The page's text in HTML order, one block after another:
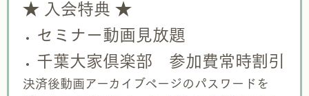
★ 入会特典 ★
セミナー動画見放題
千葉大家倶楽部 参加費常時割引
決済後動画アーカイブページのパスワードを